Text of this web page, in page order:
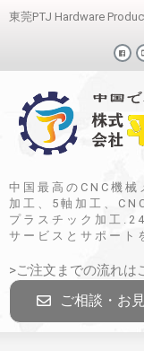
東莞PTJ Hardware
中国最高のCNC機
加工、5軸加工、
プラスチック加工
サービスとサポート
>ご注文までの流れは
ご相談・お